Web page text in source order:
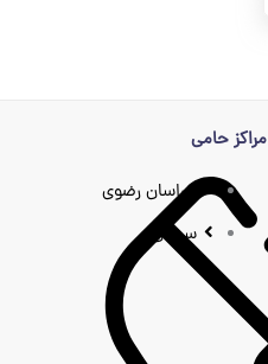
مراکز حامی
خراسان رضوی
سمنان